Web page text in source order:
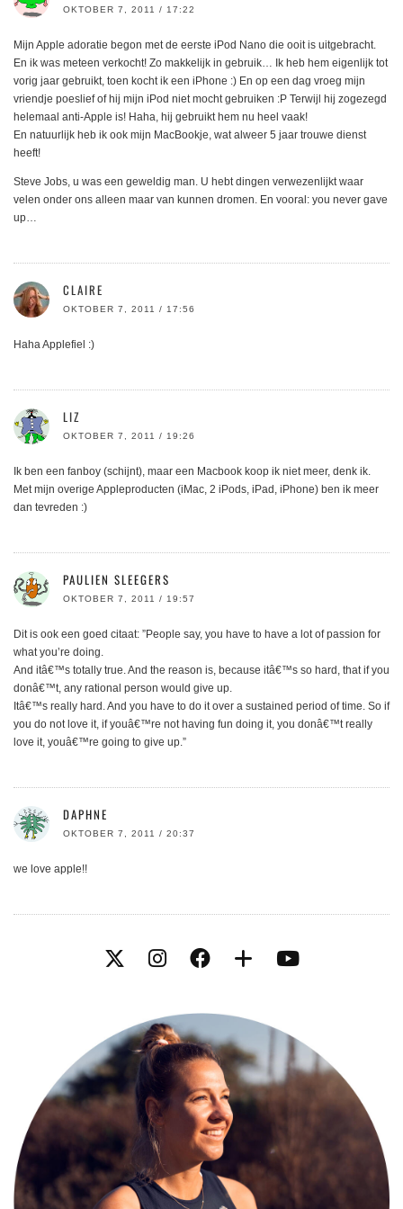
OKTOBER 7, 2011 / 17:22
Mijn Apple adoratie begon met de eerste iPod Nano die ooit is uitgebracht.
En ik was meteen verkocht! Zo makkelijk in gebruik… Ik heb hem eigenlijk tot
vorig jaar gebruikt, toen kocht ik een iPhone :) En op een dag vroeg mijn
vriendje poeslief of hij mijn iPod niet mocht gebruiken :P Terwijl hij zogezegd
helemaal anti-Apple is! Haha, hij gebruikt hem nu heel vaak!
En natuurlijk heb ik ook mijn MacBookje, wat alweer 5 jaar trouwe dienst
heeft!
Steve Jobs, u was een geweldig man. U hebt dingen verwezenlijkt waar
velen onder ons alleen maar van kunnen dromen. En vooral: you never gave
up…
CLAIRE
OKTOBER 7, 2011 / 17:56
Haha Applefiel :)
LIZ
OKTOBER 7, 2011 / 19:26
Ik ben een fanboy (schijnt), maar een Macbook koop ik niet meer, denk ik.
Met mijn overige Appleproducten (iMac, 2 iPods, iPad, iPhone) ben ik meer
dan tevreden :)
PAULIEN SLEEGERS
OKTOBER 7, 2011 / 19:57
Dit is ook een goed citaat: ”People say, you have to have a lot of passion for
what you’re doing.
And itâ€™s totally true. And the reason is, because itâ€™s so hard, that if you
donâ€™t, any rational person would give up.
Itâ€™s really hard. And you have to do it over a sustained period of time. So if
you do not love it, if youâ€™re not having fun doing it, you donâ€™t really
love it, youâ€™re going to give up.”
DAPHNE
OKTOBER 7, 2011 / 20:37
we love apple!!